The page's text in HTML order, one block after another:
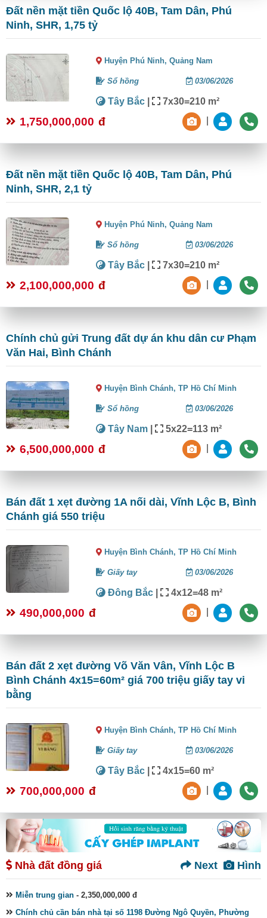
Đất nền mặt tiền Quốc lộ 40B, Tam Dân, Phú
Ninh, SHR, 1,75 tỷ
Huyện Phú Ninh,Quảng Nam
Sổ hồng 03/06/2026
Tây Bắc | 7x30=210 m²
1,750,000,000 đ
Đất nền mặt tiền Quốc lộ 40B, Tam Dân, Phú
Ninh, SHR, 2,1 tỷ
Huyện Phú Ninh,Quảng Nam
Sổ hồng 03/06/2026
Tây Bắc | 7x30=210 m²
2,100,000,000 đ
Chính chủ gửi Trung đất dự án khu dân cư Phạm
Văn Hai, Bình Chánh
Huyện Bình Chánh,TP Hồ Chí Minh
Sổ hồng 03/06/2026
Tây Nam | 5x22=113 m²
6,500,000,000 đ
Bán đất 1 xẹt đường 1A nối dài, Vĩnh Lộc B, Bình
Chánh giá 550 triệu
Huyện Bình Chánh,TP Hồ Chí Minh
Giấy tay 03/06/2026
Đông Bắc | 4x12=48 m²
490,000,000 đ
Bán đất 2 xẹt đường Võ Văn Vân, Vĩnh Lộc B
Bình Chánh 4x15=60m² giá 700 triệu giấy tay vi
bằng
Huyện Bình Chánh,TP Hồ Chí Minh
Giấy tay 03/06/2026
Tây Bắc | 4x15=60 m²
700,000,000 đ
Nhà đất đồng giá Hình
Next
Miễn trung gian - 2,350,000,000 đ
Chính chủ cần bán nhà tại số 1198 Đường Ngô Quyền, Phường